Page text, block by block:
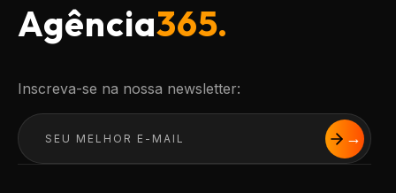
Agência365.
Inscreva-se na nossa newsletter: